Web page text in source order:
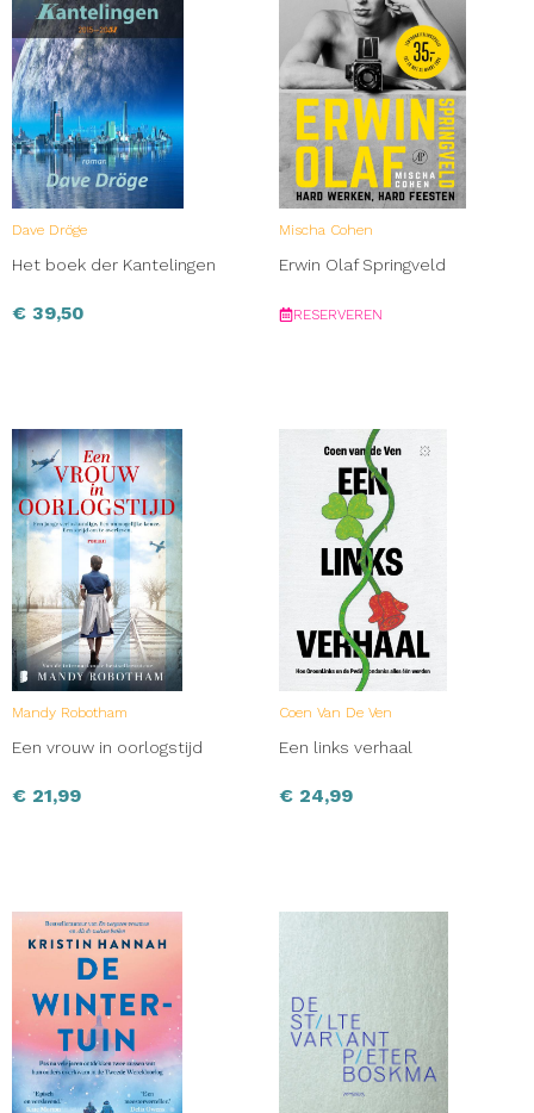
Dave Dröge
Het boek der Kantelingen
€ 39,50
Mischa Cohen
Erwin Olaf Springveld
RESERVEREN
Mandy Robotham
Een vrouw in oorlogstijd
€ 21,99
Coen Van De Ven
Een links verhaal
€ 24,99